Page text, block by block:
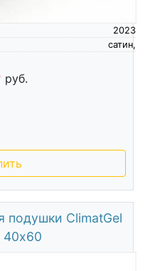
2023
сатин,
руб.
подушки ClimatGel
40х60